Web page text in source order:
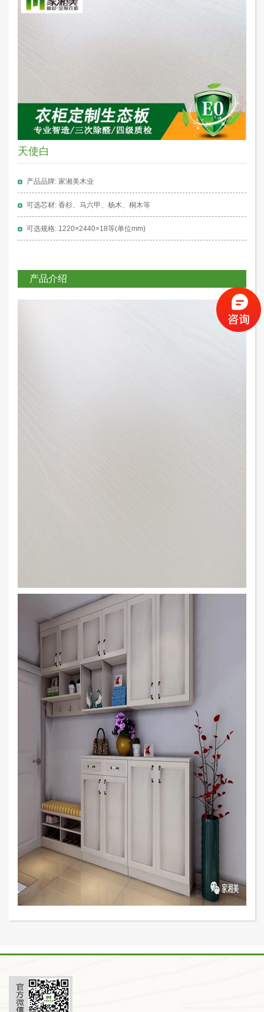
天使白
产品品牌: 家湘美木业
可选芯材: 香杉、马六甲、杨木、桐木等
可选规格: 1220×2440×18等(单位mm)
产品介绍